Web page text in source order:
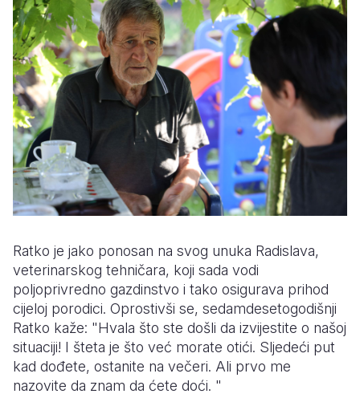
Ratko je jako ponosan na svog unuka Radislava,
veterinarskog tehničara, koji sada vodi
poljoprivredno gazdinstvo i tako osigurava prihod
cijeloj porodici. Oprostivši se, sedamdesetogodišnji
Ratko kaže: "Hvala što ste došli da izvijestite o našoj
situaciji! I šteta je što već morate otići. Sljedeći put
kad dođete, ostanite na večeri. Ali prvo me
nazovite da znam da ćete doći. "